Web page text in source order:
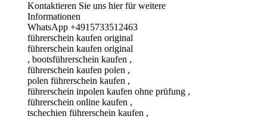
Kontaktieren Sie uns hier für weitere
Informationen
WhatsApp +4915733512463
führerschein kaufen original
führerschein kaufen original
, bootsführerschein kaufen ,
führerschein kaufen polen ,
polen führerschein kaufen ,
führerschein inpolen kaufen ohne prüfung ,
führerschein online kaufen ,
tschechien führerschein kaufen ,